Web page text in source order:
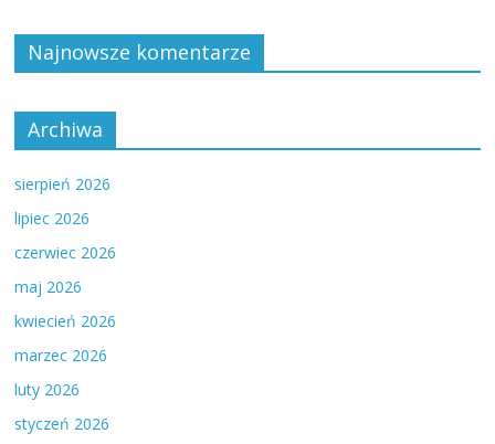
Najnowsze komentarze
Archiwa
sierpień 2026
lipiec 2026
czerwiec 2026
maj 2026
kwiecień 2026
marzec 2026
luty 2026
styczeń 2026